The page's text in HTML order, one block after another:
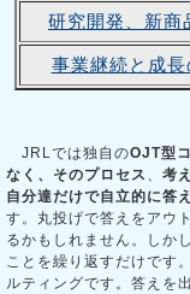
研究開発、新商
事業継続と成
JRLでは独自のOJT型
なく、そのプロセス 、 考
自分達だけで自立的に答
す。丸投げで答えをアウ
るかもしれません。しか
ことを繰り返すだけです
ルティングです。答えを